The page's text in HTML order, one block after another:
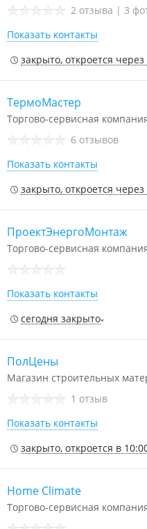
2 отзыва | 3
Показать контакты
закрыто, откроется
ТермоМастер
Торгово-сервисная
6 отзывов
Показать контакты
закрыто, откроется
ПроектЭнергоМонтаж
Торгово-сервисная
Показать контакты
сегодня закрыто
ПолЦены
Магазин строительных
1 отзыв
Показать контакты
закрыто, откроется в
Home Climate
Торгово-сервисная